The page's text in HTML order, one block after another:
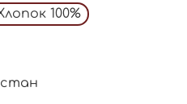
100%